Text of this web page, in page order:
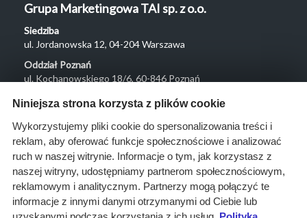
Grupa Marketingowa TAI sp. z o.o.
Siedziba
ul. Jordanowska 12, 04-204 Warszawa
Oddział Poznań
ul. Kochanowskiego 18/6, 60-846 Poznań
Menu
O nas
Rozwiązania
Monitoring
przetargów
Raporty
Niniejsza strona korzysta z plików cookie
Wykorzystujemy pliki cookie do spersonalizowania treści i
reklam, aby oferować funkcje społecznościowe i analizować
ruch w naszej witrynie. Informacje o tym, jak korzystasz z
naszej witryny, udostępniamy partnerom społecznościowym,
reklamowym i analitycznym. Partnerzy mogą połączyć te
informacje z innymi danymi otrzymanymi od Ciebie lub